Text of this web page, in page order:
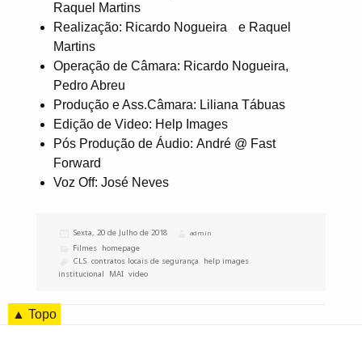
Raquel Martins
Realização: Ricardo Nogueira e Raquel
Martins
Operação de Câmara: Ricardo Nogueira,
Pedro Abreu
Produção e Ass.Câmara: Liliana Tábuas
Edição de Video: Help Images
Pós Produção de Áudio: André @ Fast
Forward
Voz Off: José Neves
Publicado
Sexta, 20 de Julho de 2018 Autor
admin
Categorias
Filmes homepage
Etiquetas
CLS ,contratos locais de segurança help images
institucional
MAI ,video
▲ Topo